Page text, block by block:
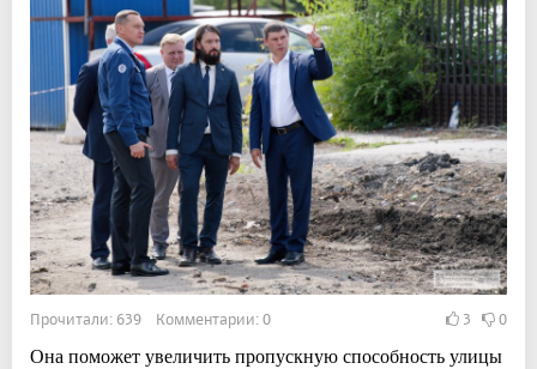
Прочитали: 639 Комментарии: 0 3 0
Она поможет увеличить пропускную способность улицы